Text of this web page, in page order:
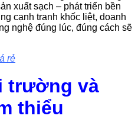
xuất sạch – phát triển bền
cạnh tranh khốc liệt, doanh
nghệ đúng lúc, đúng cách sẽ
rẻ
trường và
thiểu